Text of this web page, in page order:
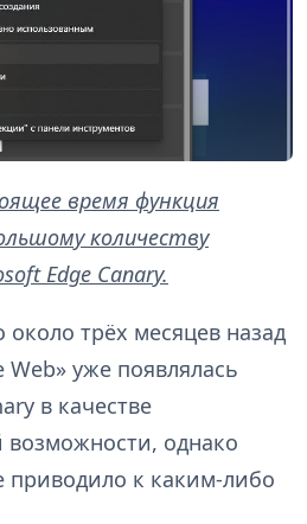
время функция
количеству
Edge Canary.
около трёх месяцев назад
уже появлялась
в качестве
возможности, однако
приводило к каким-либо